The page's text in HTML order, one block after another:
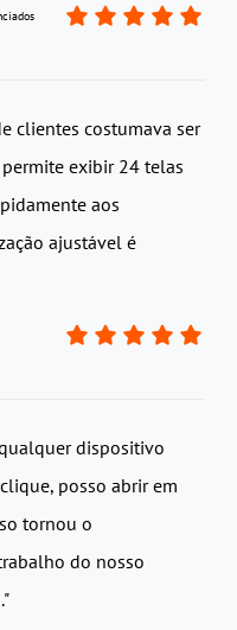
clientes costumava ser
exibir 24 telas
aos
ajustável é
dispositivo
posso abrir em
tornou o
do nosso